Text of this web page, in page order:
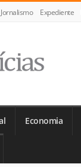
Expediente
Economia